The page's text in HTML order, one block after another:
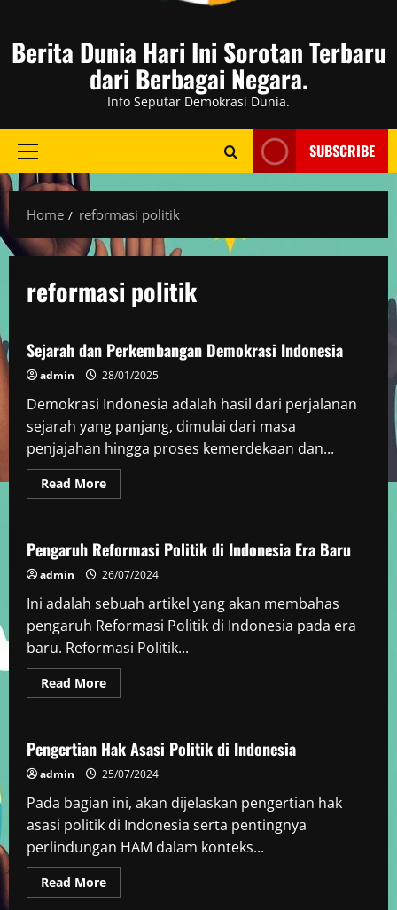
Berita Dunia Hari Ini Sorotan Terbaru
dari Berbagai Negara.
Info Seputar Demokrasi Dunia.
Primary
Menu
SUBSCRIBE
Home reformasi politik
reformasi politik
Politik
Sejarah dan Perkembangan Demokrasi Indonesia
admin 28/01/2025
Demokrasi Indonesia adalah hasil dari perjalanan
sejarah yang panjang, dimulai dari masa
penjajahan hingga proses kemerdekaan dan...
Read MoreRead
more
Perkembangan
Demokrasi
Indonesia
Politik
Pengaruh Reformasi Politik di Indonesia Era Baru
admin 26/07/2024
Ini adalah sebuah artikel yang akan membahas
pengaruh Reformasi Politik di Indonesia pada era
baru. Reformasi Politik...
Read MoreRead
more
Politik
di
Indonesia
Era
Baru
Politik
Pengertian Hak Asasi Politik di Indonesia
admin 25/07/2024
Pada bagian ini, akan dijelaskan pengertian hak
asasi politik di Indonesia serta pentingnya
perlindungan HAM dalam konteks...
Read MoreRead
more
Politik